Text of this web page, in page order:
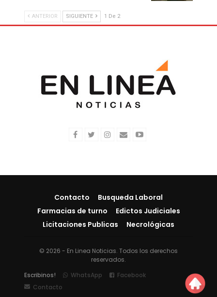
ANTERIOR SIGUIENTE 1 De 2
Contacto
Busqueda Laboral
Farmacias de turno
Edictos Judiciales
Licitaciones Publicas
Necrológicas
© 2026 - En Linea Noticias. Todos los derechos
reservados.
Escribinos!
WhatsApp
Facebook
Contacto